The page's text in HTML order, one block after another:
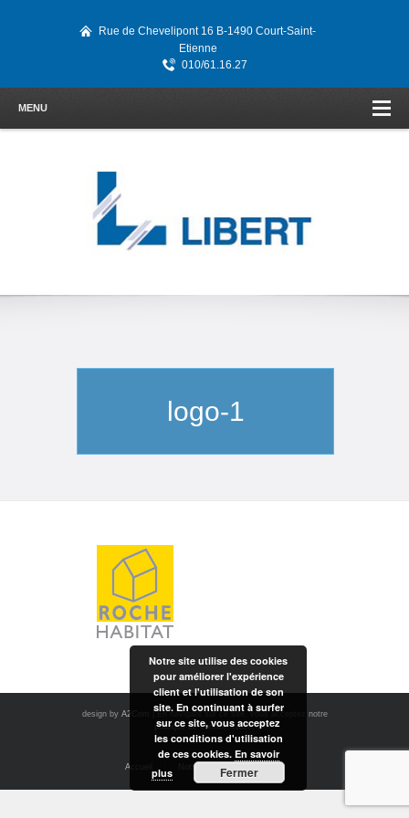
Rue de Chevelipont 16 B-1490 Court-Saint-
Etienne
010/61.16.27
MENU
logo-1
design by A2Com
| En navigant sur ce site, vous acceptez notre
politique de confidentialité.
Accueil Notre société Contact
Notre site utilise des cookies
pour améliorer l'expérience
client et l'utilisation de son
site. En continuant à surfer
sur ce site, vous acceptez
les conditions d'utilisation
de ces cookies. En savoir
plus
Fermer